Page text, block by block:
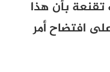
بأن هذا
افتضاح أمر